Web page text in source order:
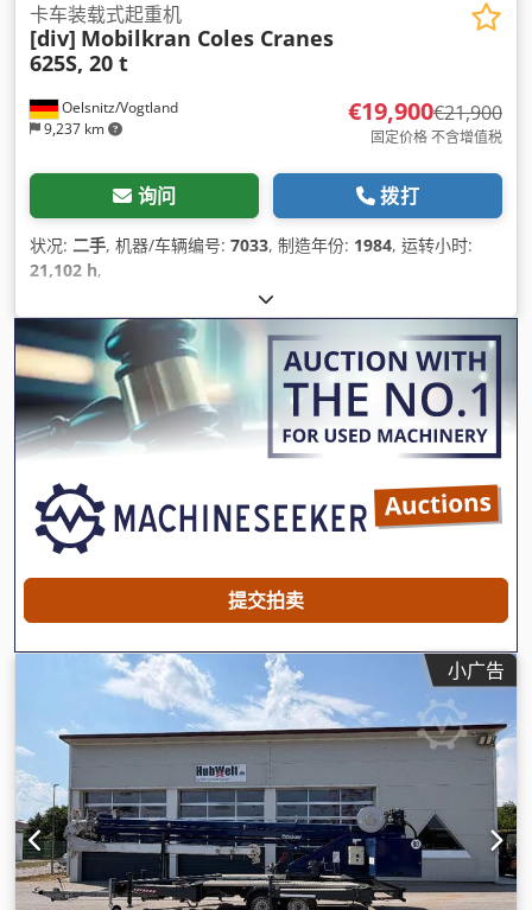
Oelsnitz/Vogtland
9,237 km
卡车装载式起重机
[div] Mobilkran Coles Cranes
625S, 20 t
€19,900€21,900
固定价格 不含增值税
询问 拨打
状况: 二手, 机器/车辆编号: 7033, 制造年份: 1984, 运转小时:
21,102 h,
提交拍卖
小广告